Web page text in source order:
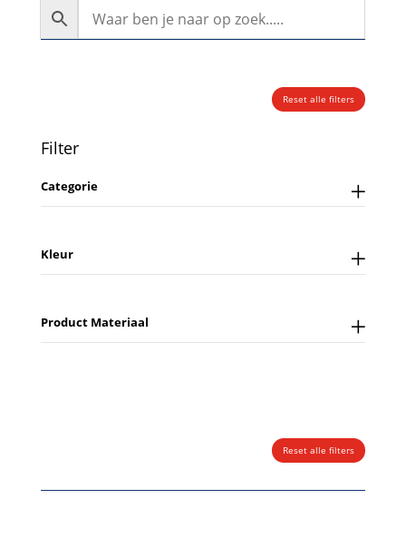
Reset alle filters
Filter
Categorie
Kleur
Product Materiaal
Reset alle filters